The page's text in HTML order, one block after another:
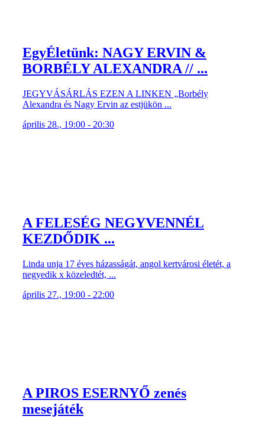
EgyÉletünk: NAGY ERVIN &
BORBÉLY ALEXANDRA // ...
JEGYVÁSÁRLÁS EZEN A LINKEN „Borbély
Alexandra és Nagy Ervin az estjükön ...
április 28., 19:00 - 20:30
A FELESÉG NEGYVENNÉL
KEZDŐDIK ...
Linda unja 17 éves házasságát, angol kertvárosi életét, a
negyedik x közeledtét, ...
április 27., 19:00 - 22:00
A PIROS ESERNYŐ zenés
mesejáték